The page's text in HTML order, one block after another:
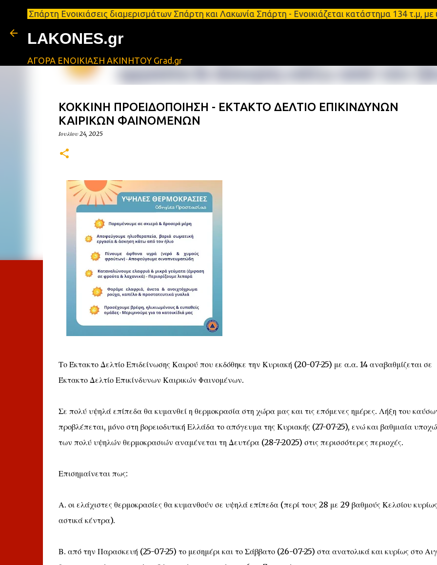
Μετάβαση στο κύριο περιεχόμενο
Ενοικιάσεις διαμερισμάτων Σπάρτη και Λακωνία Σπάρτη - Ενοικιάζεται κατάστημα 134 τ.μ, με
LAKONES.gr
ΑΓΟΡΑ ΕΝΟΙΚΙΑΣΗ ΑΚΙΝΗΤΟΥ Grad.gr
ΚΟΚΚΙΝΗ ΠΡΟΕΙΔΟΠΟΙΗΣΗ - ΕΚΤΑΚΤΟ ΔΕΛΤΙΟ ΕΠΙΚΙΝΔΥΝΩΝ
ΚΑΙΡΙΚΩΝ ΦΑΙΝΟΜΕΝΩΝ
Ιουλίου 24, 2025
Το Έκτακτο Δελτίο Επιδείνωσης Καιρού που εκδόθηκε την Κυριακή (20-07-25) με α.α. 14 αναβαθμίζεται σε
Έκτακτο Δελτίο Επικίνδυνων Καιρικών Φαινομένων.
Σε πολύ υψηλά επίπεδα θα κυμανθεί η θερμοκρασία στη χώρα μας και τις επόμενες ημέρες. Λήξη του
προβλέπεται, μόνο στη βορειοδυτική Ελλάδα το απόγευμα της Κυριακής (27-07-25), ενώ και βαθμιαία
των πολύ υψηλών θερμοκρασιών αναμένεται τη Δευτέρα (28-7-2025) στις περισσότερες περιοχές.
Επισημαίνεται πως:
Α. οι ελάχιστες θερμοκρασίες θα κυμανθούν σε υψηλά επίπεδα (περί τους 28 με 29 βαθμούς Κελσίου
αστικά κέντρα).
Β. από την Παρασκευή (25-07-25) το μεσημέρι και το Σάββατο (26-07-25) στα ανατολικά και κυρίως στο